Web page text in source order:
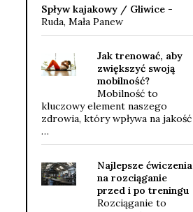
Spływ kajakowy / Gliwice-
Ruda, Mała Panew
Jak trenować, aby
zwiększyć swoją
mobilność?
Mobilność to
kluczowy element naszego
zdrowia, który wpływa na jakość
…
Najlepsze ćwiczenia
na rozciąganie
przed i po treningu
Rozciąganie to